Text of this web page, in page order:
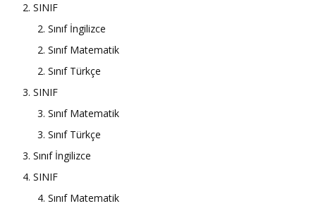
2. SINIF
2. Sınıf İngilizce
2. Sınıf Matematik
2. Sınıf Türkçe
3. SINIF
3. Sınıf Matematik
3. Sınıf Türkçe
3. Sınıf İngilizce
4. SINIF
4. Sınıf Matematik